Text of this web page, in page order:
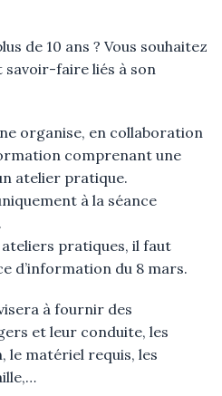
de 10 ans ? Vous souhaitez
savoir-faire liés à son
organise, en collaboration
comprenant une
atelier pratique.
à la séance
pratiques, il faut
d’information du 8 mars.
à fournir des
et leur conduite, les
le matériel requis, les